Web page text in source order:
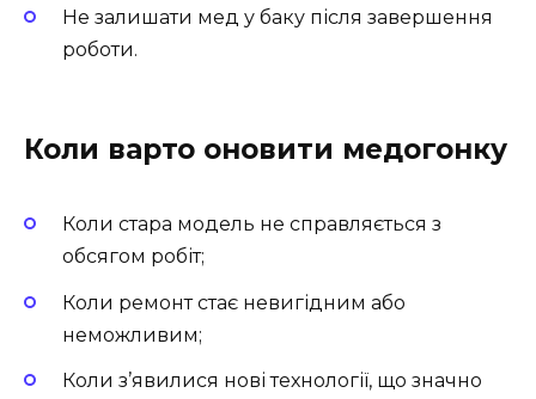
Не залишати мед у баку після завершення
роботи.
Коли варто оновити медогонку
Коли стара модель не справляється з
обсягом робіт;
Коли ремонт стає невигідним або
неможливим;
Коли з’явилися нові технології, що значно